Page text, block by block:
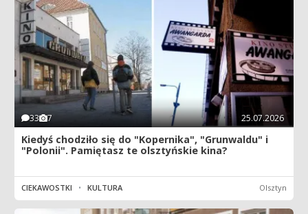
33 7 25.07.2026
Kiedyś chodziło się do "Kopernika", "Grunwaldu" i
"Polonii". Pamiętasz te olsztyńskie kina?
CIEKAWOSTKI • KULTURA Olsztyn